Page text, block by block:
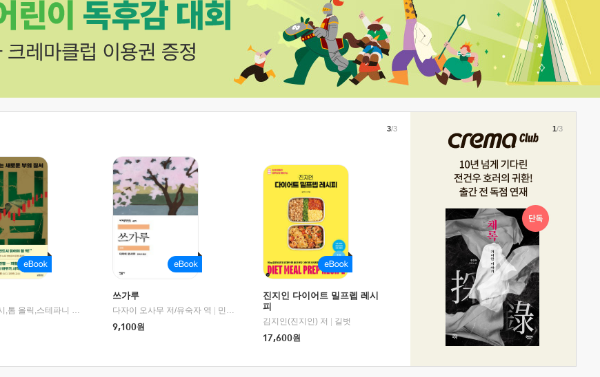
제이미 러시,톰 올릭,스테파니 플랜더스 편저/임경은 역/박정호 감수 |
교보문고
쓰가루
다자이 오사무 저/유숙자 역
민음사
9,100원
진지인 다이어트 밀프렙 레시
피
김지인(진지인) 저
길벗
17,600원
3/3 1/3